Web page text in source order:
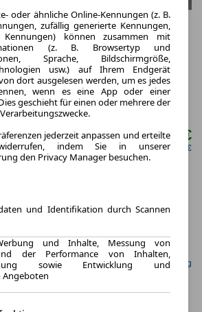
TFSI S tronic
ab mtl.324,00 €
netto mtl. 272,27 €
Kilometerstand
Kraftstoff
Gefunden auf Null Leasing
oder ähnliche Online-Kennungen (z. B.
zufällig generierte Kennungen,
Kennungen) können zusammen mit
(z. B. Browsertyp und
Sprache, Bildschirmgröße,
usw.) auf Ihrem Endgerät
dort ausgelesen werden, um es jedes
wenn es eine App oder einer
geschieht für einen oder mehrere der
jederzeit anpassen und erteilte
indem Sie in unserer
den Privacy Manager besuchen.
und Identifikation durch Scannen
und Inhalte, Messung von
der Performance von Inhalten,
sowie Entwicklung und
Angeboten